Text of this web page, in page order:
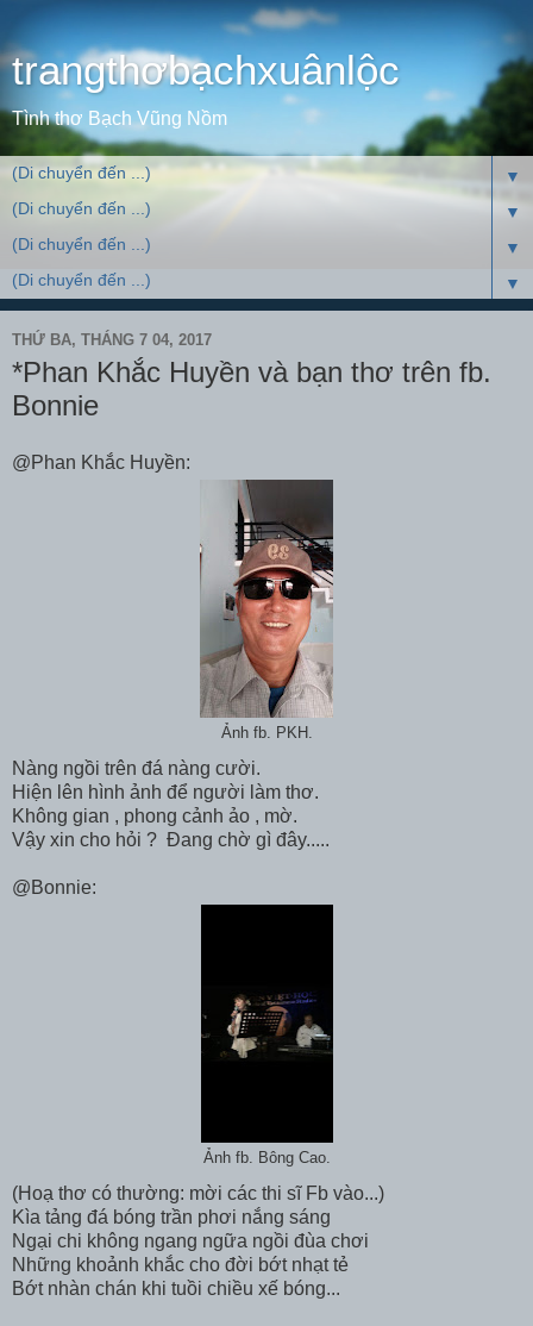
trangthơbạchxuânlộc
Tình thơ Bạch Vũng Nồm
▼
▼
▼
▼
THỨ BA, THÁNG 7 04, 2017
*Phan Khắc Huyền và bạn thơ trên fb.
Bonnie
@Phan Khắc Huyền:
Ảnh fb. PKH.
Nàng ngồi trên đá nàng cười.
Hiện lên hình ảnh để người làm thơ.
Không gian , phong cảnh ảo , mờ.
Vậy xin cho hỏi ? Đang chờ gì đây.....
@Bonnie:
Ảnh fb. Bông Cao.
(Hoạ thơ có thường: mời các thi sĩ Fb vào...)
Kìa tảng đá bóng trần phơi nắng sáng
Ngại chi không ngang ngữa ngồi đùa chơi
Những khoảnh khắc cho đời bớt nhạt tẻ
Bớt nhàn chán khi tuồi chiều xế bóng...